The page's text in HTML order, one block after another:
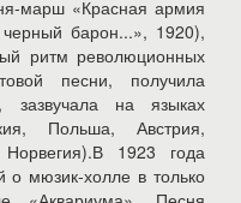
марш «Красная армия
барон...», 1920),
ритм революционных
песни, получила
зазвучала на языках
Польша, Австрия,
1923 года
о мюзик-холле в только